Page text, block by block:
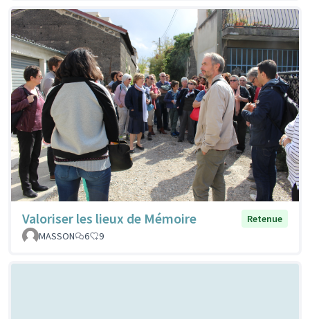
Valoriser les lieux de Mémoire
Retenue
MASSON
6 9